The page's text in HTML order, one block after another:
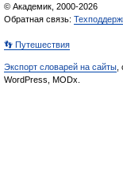
© Академик, 2000-2026
Обратная связь:
👣 Путешествия
Экспорт словарей на сайты
WordPress, MODx.